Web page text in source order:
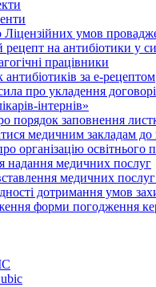
умов
на антибіотики у
працівники
антибіотиків за е-рецептом
про укладення
інтернів»
порядок заповнення
медичним закладам
організацію освітнього
надання медичних послуг
медичних
дотримання умов
форми погодження